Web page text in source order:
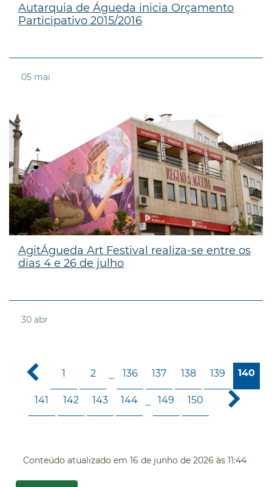
Autarquia de Águeda inicia Orçamento
Participativo 2015/2016
05 mai
AgitÁgueda Art Festival realiza-se entre os
dias 4 e 26 de julho
30 abr
1 2 ... 136 137 138 139 140
141 142 143 144 ... 149 150
Conteúdo atualizado em 16 de junho de 2026 às 11:44